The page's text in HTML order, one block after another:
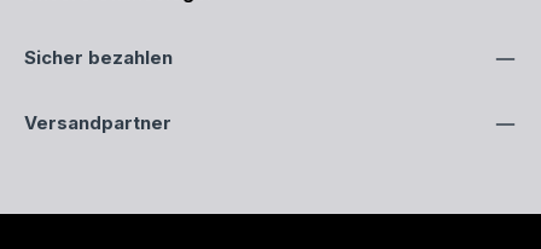
Sicher bezahlen
Versandpartner